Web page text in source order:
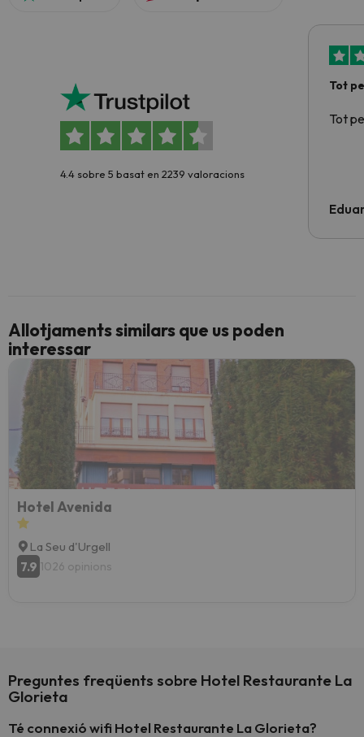
4.4 sobre 5 basat en 2239 valoracions
Tot
Tot
Allotjaments similars que us poden
interessar
Hotel Avenida
La Seu d'Urgell
7.9 1026 opinions
Preguntes freqüents sobre Hotel Restaurante La
Glorieta
Té connexió wifi Hotel Restaurante La Glorieta?